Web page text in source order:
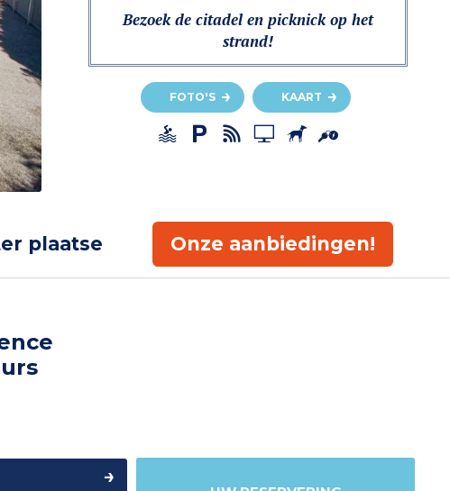
Bezoek de citadel en picknick op het
strand!
FOTO'S KAART
plaatse Onze aanbiedingen!